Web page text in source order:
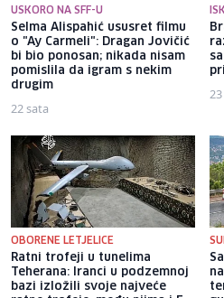
USKORO NA SFF-U
Selma Alispahić ususret filmu
o "Ay Carmeli": Dragan Jovičić
bi bio ponosan; nikada nisam
pomislila da igram s nekim
drugim
22 sata
OBORENE LETJELICE
Ratni trofeji u tunelima
Teherana: Iranci u podzemnoj
bazi izložili svoje najveće